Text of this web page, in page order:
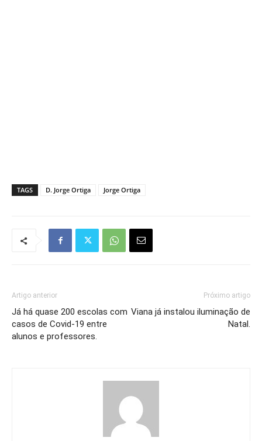
TAGS D. Jorge Ortiga Jorge Ortiga
Artigo anterior
Já há quase 200 escolas com
casos de Covid-19 entre
alunos e professores.
Próximo artigo
Viana já instalou iluminação de
Natal.